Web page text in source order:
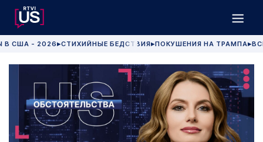
В США - 2026 ▶СТИХИЙНЫЕ БЕДСТВИЯ▶ПОКУШЕНИЯ НА ТРАМПА▶